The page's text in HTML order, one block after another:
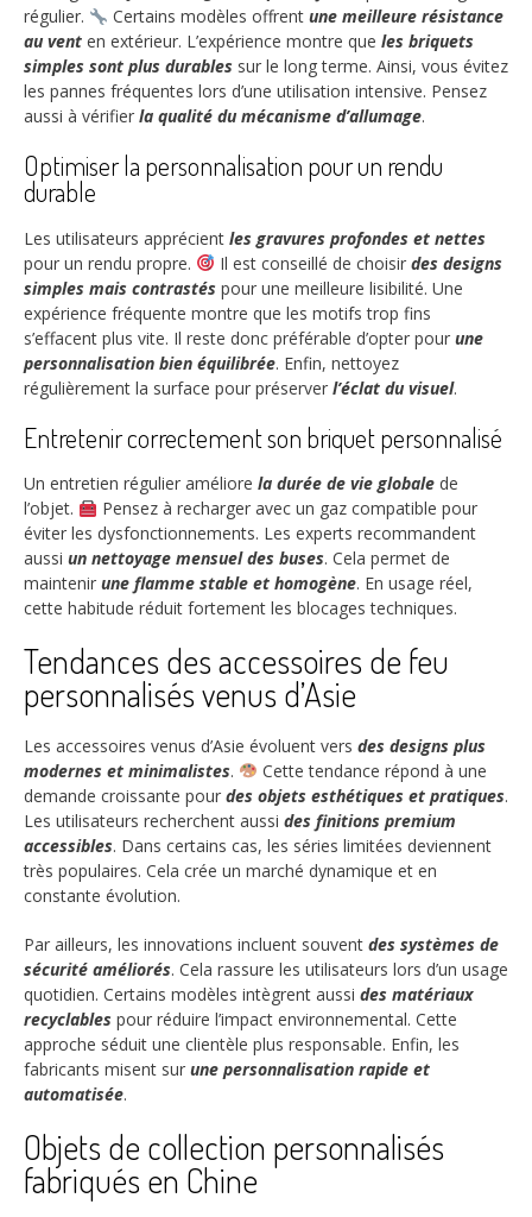
régulier.
Certains modèles offrent une meilleure résistance
au vent en extérieur. L’expérience montre que les briquets
simples sont plus durables sur le long terme. Ainsi, vous évitez
les pannes fréquentes lors d’une utilisation intensive. Pensez
aussi à vérifier la qualité du mécanisme d’allumage.
Optimiser la personnalisation pour un rendu
durable
Les utilisateurs apprécient les gravures profondes et nettes
pour un rendu propre.
Il est conseillé de choisir des designs
simples mais contrastés pour une meilleure lisibilité. Une
expérience fréquente montre que les motifs trop fins
s’effacent plus vite. Il reste donc préférable d’opter pour une
personnalisation bien équilibrée. Enfin, nettoyez
régulièrement la surface pour préserver l’éclat du visuel.
Entretenir correctement son briquet personnalisé
Un entretien régulier améliore la durée de vie globale de
l’objet.
Pensez à recharger avec un gaz compatible pour
éviter les dysfonctionnements. Les experts recommandent
aussi un nettoyage mensuel des buses. Cela permet de
maintenir une flamme stable et homogène. En usage réel,
cette habitude réduit fortement les blocages techniques.
Tendances des accessoires de feu
personnalisés venus d’Asie
Les accessoires venus d’Asie évoluent vers des designs plus
modernes et minimalistes.
Cette tendance répond à une
demande croissante pour des objets esthétiques et pratiques.
Les utilisateurs recherchent aussi des finitions premium
accessibles. Dans certains cas, les séries limitées deviennent
très populaires. Cela crée un marché dynamique et en
constante évolution.
Par ailleurs, les innovations incluent souvent des systèmes de
sécurité améliorés. Cela rassure les utilisateurs lors d’un usage
quotidien. Certains modèles intègrent aussi des matériaux
recyclables pour réduire l’impact environnemental. Cette
approche séduit une clientèle plus responsable. Enfin, les
fabricants misent sur une personnalisation rapide et
automatisée.
Objets de collection personnalisés
fabriqués en Chine